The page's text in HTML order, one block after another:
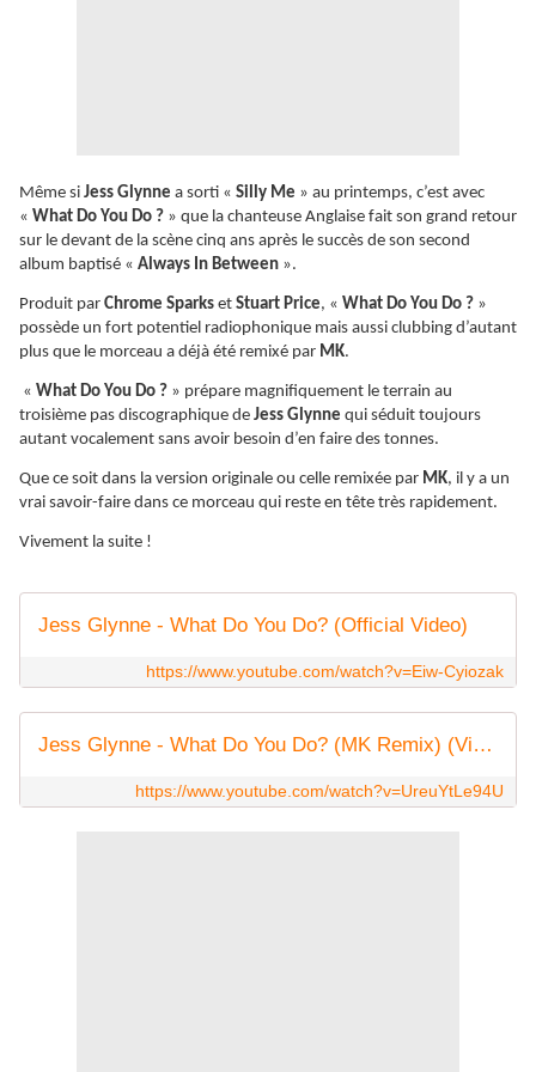
Même si Jess Glynne a sorti « Silly Me » au printemps, c’est avec
« What Do You Do ? » que la chanteuse Anglaise fait son grand retour
sur le devant de la scène cinq ans après le succès de son second
album baptisé « Always In Between ».
Produit par Chrome Sparks et Stuart Price, « What Do You Do ? »
possède un fort potentiel radiophonique mais aussi clubbing d’autant
plus que le morceau a déjà été remixé par MK.
« What Do You Do ? » prépare magnifiquement le terrain au
troisième pas discographique de Jess Glynne qui séduit toujours
autant vocalement sans avoir besoin d’en faire des tonnes.
Que ce soit dans la version originale ou celle remixée par MK, il y a un
vrai savoir-faire dans ce morceau qui reste en tête très rapidement.
Vivement la suite !
Jess Glynne - What Do You Do? (Official Video)
https://www.youtube.com/watch?v=Eiw-Cyiozak
Jess Glynne - What Do You Do? (MK Remix) (Visualiser)
https://www.youtube.com/watch?v=UreuYtLe94U